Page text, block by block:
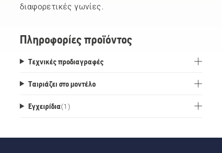
διαφορετικές γωνίες.
Πληροφορίες προϊόντος
Τεχνικές προδιαγραφές
Ταιριάζει στο μοντέλο
Εγχειρίδια(1 )